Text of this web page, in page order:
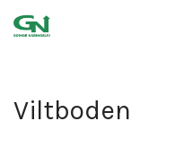
Viltboden